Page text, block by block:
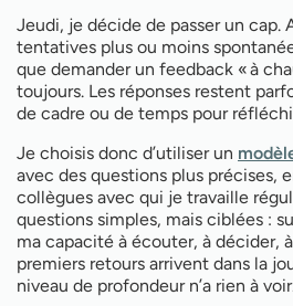
Jeudi, je décide de passer un cap.
tentatives plus ou moins
que demander un feedback « à
toujours. Les réponses restent
de cadre ou de temps pour
Je choisis donc d’utiliser un
avec des questions plus précises,
collègues avec qui je travaille
questions simples, mais ciblées :
ma capacité à écouter, à décider,
premiers retours arrivent dans la
niveau de profondeur n’a rien à